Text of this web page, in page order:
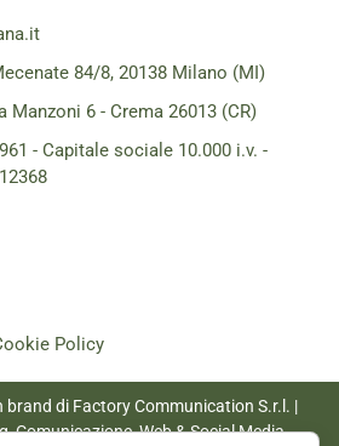
84/8, 20138 Milano (MI)
Manzoni 6 - Crema 26013 (CR)
- Capitale sociale 10.000 i.v. -
Policy
brand di Factory Communication S.r.l. |
Comunicazione, Web & Social Media